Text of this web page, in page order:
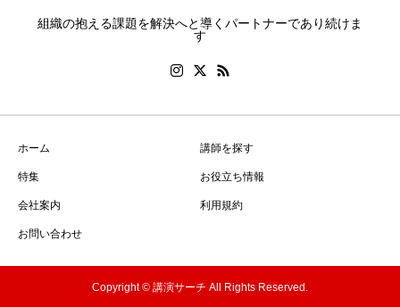
組織の抱える課題を解決へと導くパートナーであり続けま
す
ホーム 講師を探す
特集 お役立ち情報
会社案内 利用規約
お問い合わせ
Copyright © 講演サーチ All Rights Reserved.